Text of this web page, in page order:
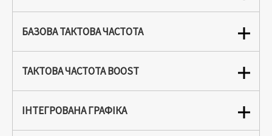
БАЗОВА ТАКТОВА ЧАСТОТА
ТАКТОВА ЧАСТОТА BOOST
ІНТЕГРОВАНА ГРАФІКА